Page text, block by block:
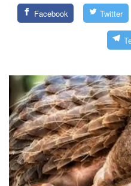
Facebook Twitter